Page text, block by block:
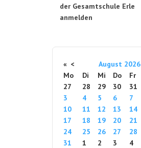
der Gesamtschule Erle
anmelden
« < August 2026
Mo
Di Mi Do Fr
27
28 29 30 31
3
4 5 6 7
10
11 12 13 14
17
18 19 20 21
24
25 26 27 28
31
1 2 3 4